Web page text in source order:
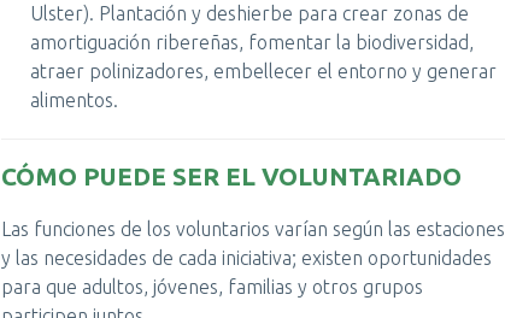
Ulster). Plantación y deshierbe para crear zonas de
amortiguación ribereñas, fomentar la biodiversidad,
atraer polinizadores, embellecer el entorno y generar
alimentos.
CÓMO PUEDE SER EL VOLUNTARIADO
Las funciones de los voluntarios varían según las estaciones
y las necesidades de cada iniciativa; existen oportunidades
para que adultos, jóvenes, familias y otros grupos